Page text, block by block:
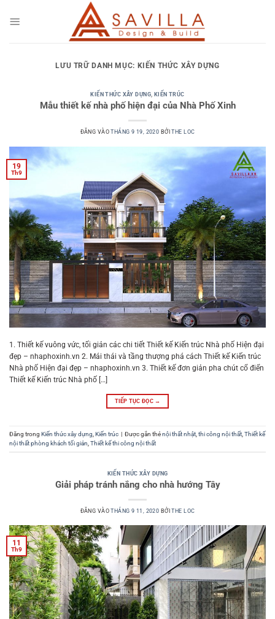
qua
LƯU TRỮ DANH MỤC: KIẾN THỨC XÂY DỰNG
KIẾN THỨC XÂY DỰNG, KIẾN TRÚC
Mẫu thiết kế nhà phố hiện đại của Nhà Phố Xinh
ĐĂNG VÀOTHÁNG 9 19, 2020 BỞITHE LOC
19
Th9
1. Thiết kế vuông vức, tối giản các chi tiết Thiết kế Kiến trúc Nhà phố Hiện đại
đẹp – nhaphoxinh.vn 2. Mái thái và tầng thượng phá cách Thiết kế Kiến trúc
Nhà phố Hiện đại đẹp – nhaphoxinh.vn 3. Thiết kế đơn giản pha chút cổ điển
Thiết kế Kiến trúc Nhà phố […]
TIẾP TỤC ĐỌC →
Đăng trong Kiến thức xây dựng Kiến trúc | Được gắn thẻnội thất nhật thi công nội thất Thiết kế
nội thất phòng khách tối giản Thiết kế thi công nội thất
KIẾN THỨC XÂY DỰNG
Giải pháp tránh nắng cho nhà hướng Tây
ĐĂNG VÀOTHÁNG 9 11, 2020 BỞITHE LOC
11
Th9